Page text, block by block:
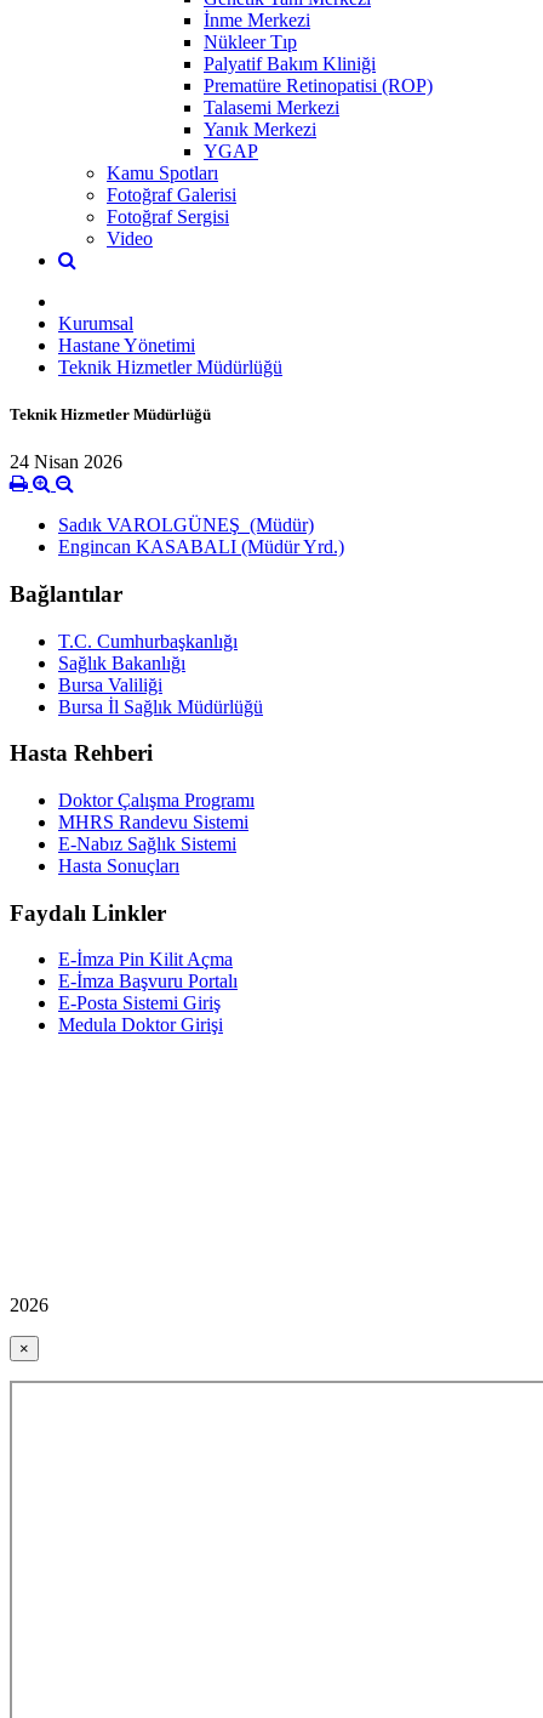
İnme Merkezi
Nükleer Tıp
Palyatif Bakım Kliniği
Prematüre Retinopatisi (ROP)
Talasemi Merkezi
Yanık Merkezi
YGAP
Kamu Spotları
Fotoğraf Galerisi
Fotoğraf Sergisi
Video
Kurumsal
Hastane Yönetimi
Teknik Hizmetler Müdürlüğü
Teknik Hizmetler Müdürlüğü
24 Nisan 2026
Sadık VAROLGÜNEŞ (Müdür)
Engincan KASABALI (Müdür Yrd.)
Bağlantılar
T.C. Cumhurbaşkanlığı
Sağlık Bakanlığı
Bursa Valiliği
Bursa İl Sağlık Müdürlüğü
Hasta Rehberi
Doktor Çalışma Programı
MHRS Randevu Sistemi
E-Nabız Sağlık Sistemi
Hasta Sonuçları
Faydalı Linkler
E-İmza Pin Kilit Açma
E-İmza Başvuru Portalı
E-Posta Sistemi Giriş
Medula Doktor Girişi
2026
×